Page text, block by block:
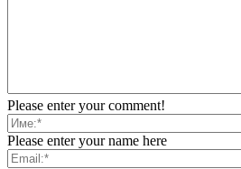
Please enter your comment!
Please enter your name here